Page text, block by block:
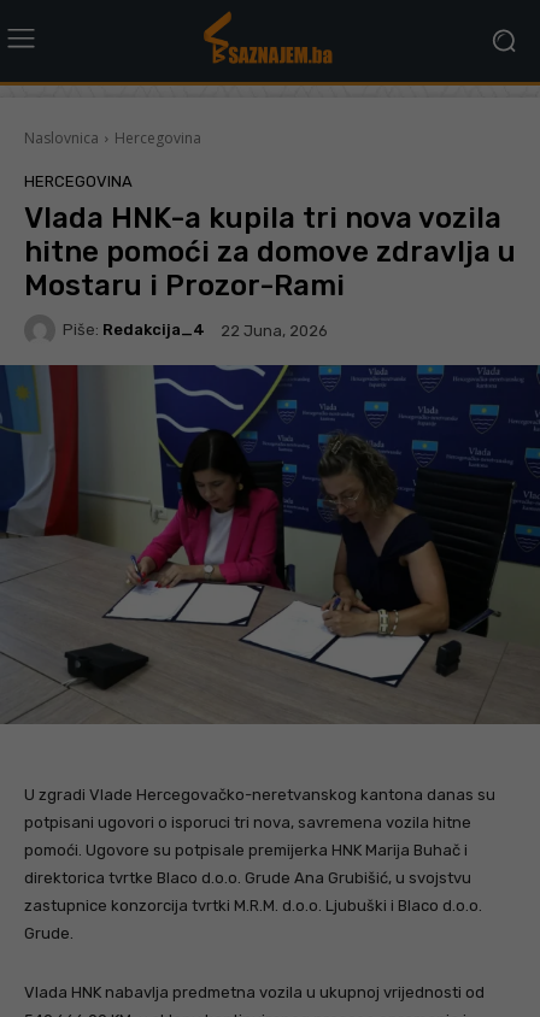
Naslovnica Hercegovina
HERCEGOVINA
Vlada HNK-a kupila tri nova vozila
hitne pomoći za domove zdravlja u
Mostaru i Prozor-Rami
Piše: Redakcija_4 22 Juna, 2026
U zgradi Vlade Hercegovačko-neretvanskog kantona danas su
potpisani ugovori o isporuci tri nova, savremena vozila hitne
pomoći. Ugovore su potpisale premijerka HNK Marija Buhač i
direktorica tvrtke Blaco d.o.o. Grude Ana Grubišić, u svojstvu
zastupnice konzorcija tvrtki M.R.M. d.o.o. Ljubuški i Blaco d.o.o.
Grude.
Vlada HNK nabavlja predmetna vozila u ukupnoj vrijednosti od